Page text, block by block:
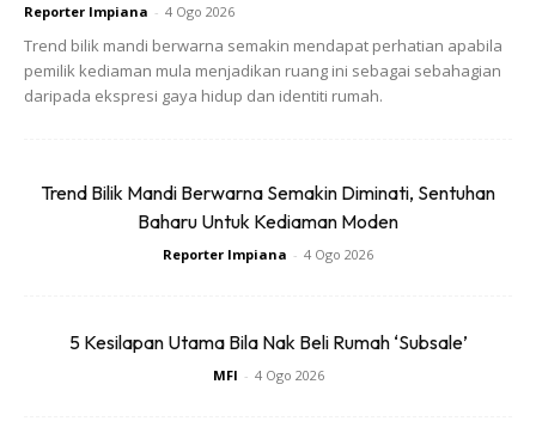
Ads
masing. Kita berdua memang tengah nak cari duit, belum
terfikir lagi untuk ada anak seorang lagi.
Reporter Impiana - 4 Ogo 2026
Trend bilik mandi berwarna semakin mendapat perhatian apabila
pemilik kediaman mula menjadikan ruang ini sebagai sebahagian
daripada ekspresi gaya hidup dan identiti rumah.
Trend Bilik Mandi Berwarna Semakin Diminati, Sentuhan
Baharu Untuk Kediaman Moden
Reporter Impiana - 4 Ogo 2026
5 Kesilapan Utama Bila Nak Beli Rumah ‘Subsale’
MFI - 4 Ogo 2026